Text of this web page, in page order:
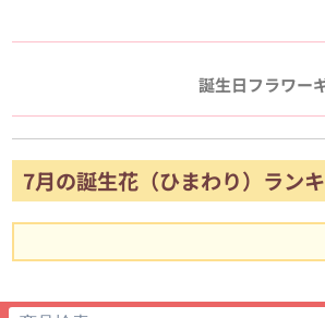
誕生日フラワー
7月の誕生花（ひまわり）ラン